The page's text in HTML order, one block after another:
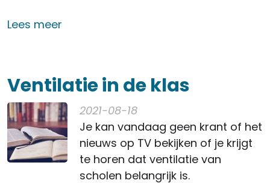
Lees meer
Ventilatie in de klas
2021-08-18
Je kan vandaag geen krant of het
nieuws op TV bekijken of je krijgt
te horen dat ventilatie van
scholen belangrijk is.